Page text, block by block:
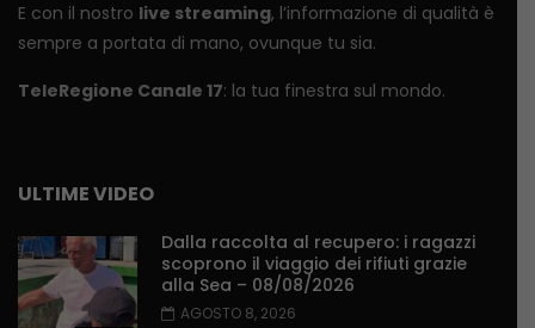
E con il nostro live streaming, l’informazione di qualità è
sempre a portata di mano, ovunque tu sia.
TeleRegione Canale 17: la tua finestra sul mondo.
ULTIME VIDEO
Dalla raccolta al recupero: i ragazzi
scoprono il viaggio dei rifiuti grazie
alla Sea – 08/08/2026
AGOSTO 8, 2026